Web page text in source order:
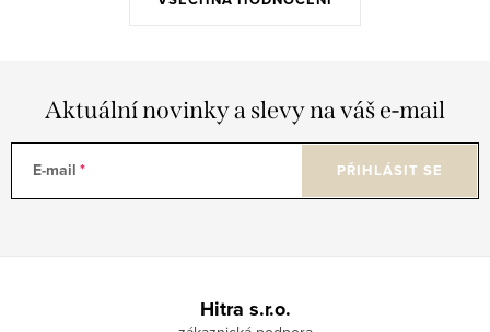
Aktuální novinky a slevy na váš e-mail
E-mail PŘIHLÁSIT SE
Hitra s.r.o.